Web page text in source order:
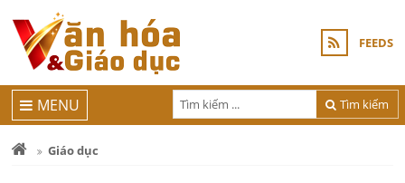
FEEDS
Tìm kiếm
MENU
Giáo dục